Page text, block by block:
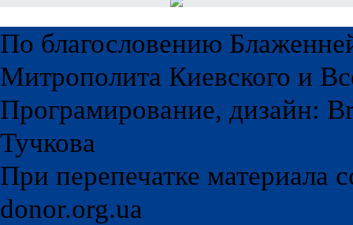
По благословению
Митрополита Киевского и
Програмирование, дизайн:
Тучкова
При перепечатке материала
donor.org.ua